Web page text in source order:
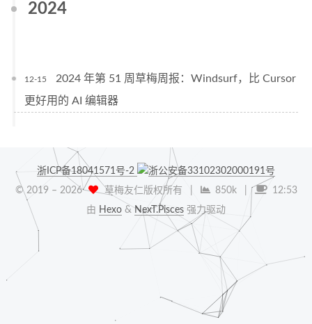
2024
12-15
2024 年第 51 周草梅周报：Windsurf，比 Cursor
更好用的 AI 编辑器
浙ICP备18041571号-2
浙公安备33102302000191号
© 2019 – 2026 草梅友仁版权所有 850k
12:53
由 Hexo &NexT.Pisces 强力驱动